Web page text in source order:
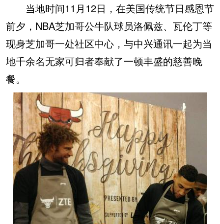
当地时间11月12日，在美国传统节日感恩节
前夕，NBA芝加哥公牛队球员洛佩兹、瓦伦丁等
现身芝加哥一处社区中心，与中兴通讯一起为当
地千余名无家可归者奉献了一顿丰盛的慈善晚
餐。